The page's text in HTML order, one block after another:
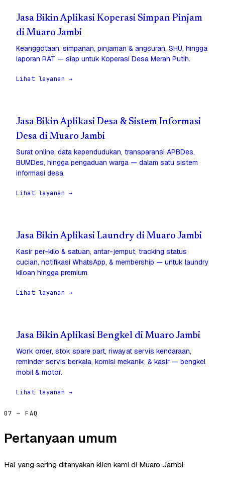
Jasa Bikin Aplikasi Koperasi Simpan Pinjam
di Muaro Jambi
Keanggotaan, simpanan, pinjaman & angsuran, SHU, hingga
laporan RAT — siap untuk Koperasi Desa Merah Putih.
Lihat layanan →
Jasa Bikin Aplikasi Desa & Sistem Informasi
Desa di Muaro Jambi
Surat online, data kependudukan, transparansi APBDes,
BUMDes, hingga pengaduan warga — dalam satu sistem
informasi desa.
Lihat layanan →
Jasa Bikin Aplikasi Laundry di Muaro Jambi
Kasir per-kilo & satuan, antar-jemput, tracking status
cucian, notifikasi WhatsApp, & membership — untuk laundry
kiloan hingga premium.
Lihat layanan →
Jasa Bikin Aplikasi Bengkel di Muaro Jambi
Work order, stok spare part, riwayat servis kendaraan,
reminder servis berkala, komisi mekanik, & kasir — bengkel
mobil & motor.
Lihat layanan →
07 — FAQ
Pertanyaan umum
Hal yang sering ditanyakan klien kami di Muaro Jambi.